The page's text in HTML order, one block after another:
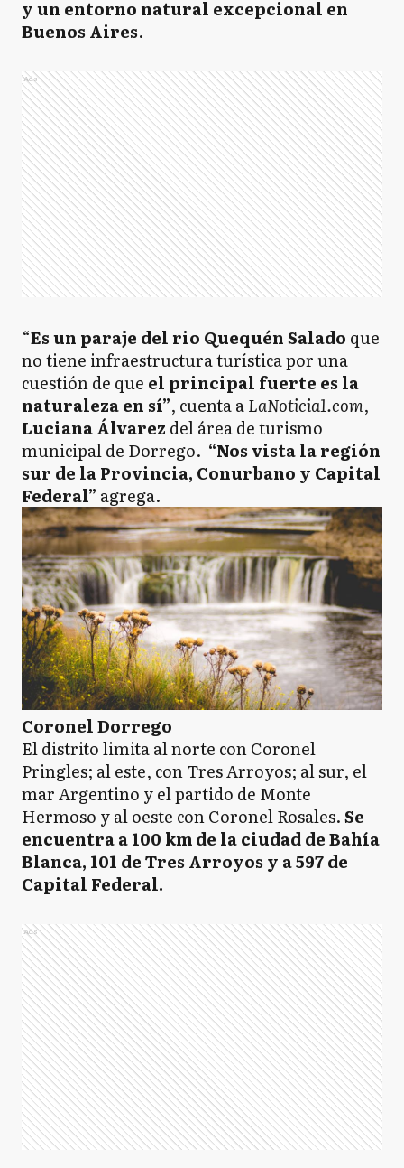
y un entorno natural excepcional en
Buenos Aires.
Ads
“Es un paraje del rio Quequén Salado que
no tiene infraestructura turística por una
cuestión de que el principal fuerte es la
naturaleza en sí”, cuenta aLaNoticia1.com,
Luciana Álvarez del área de turismo
municipal de Dorrego. “Nos vista la región
sur de la Provincia, Conurbano y Capital
Federal” agrega.
Coronel Dorrego
El distrito limita al norte con Coronel
Pringles; al este, con Tres Arroyos; al sur, el
mar Argentino y el partido de Monte
Hermoso y al oeste con Coronel Rosales.Se
encuentra a 100 km de la ciudad de Bahía
Blanca, 101 de Tres Arroyos y a 597 de
Capital Federal.
Ads